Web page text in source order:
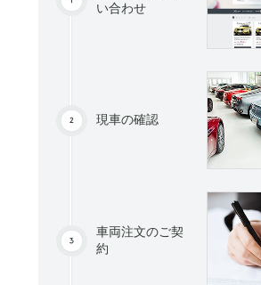
い合わせ
現車の確認
車両注文のご契
約